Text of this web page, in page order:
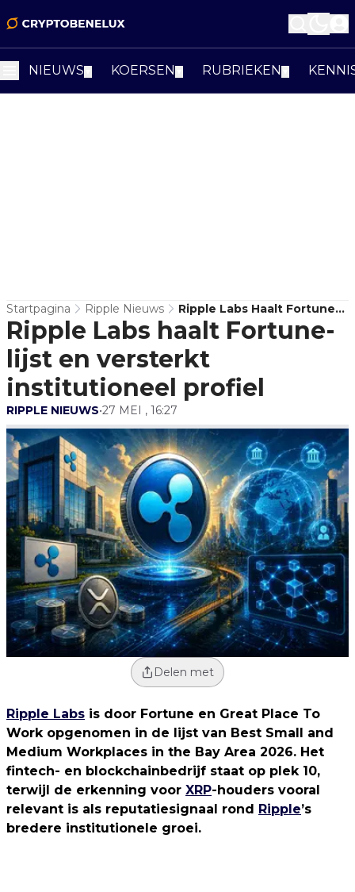
NIEUWS KOERSEN RUBRIEKEN
Startpagina Ripple Nieuws
Ripple Labs Haalt Fortune-
Lijst En Versterkt
Institutioneel Profiel
Ripple Labs haalt Fortune-
lijst en versterkt
institutioneel profiel
RIPPLE NIEUWS•27 MEI , 16:27
Delen met
Ripple Labs is door Fortune en Great Place To
Work opgenomen in de lijst van Best Small and
Medium Workplaces in the Bay Area 2026. Het
fintech- en blockchainbedrijf staat op plek 10,
terwijl de erkenning voor XRP-houders vooral
relevant is als reputatiesignaal rond Ripple’s
bredere institutionele groei.